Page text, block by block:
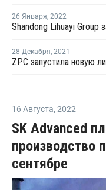
26 Января, 2022
Shandong Lihuayi Group
28 Декабря, 2021
ZPC запустила новую
16 Августа, 2022
SK Advanced
производство
сентябре